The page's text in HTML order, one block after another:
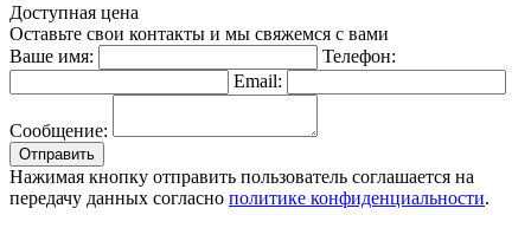
Доступная цена
Оставьте свои контакты и мы свяжемся с вами
Ваше имя:
Телефон:
Email:
Сообщение:
Отправить
Нажимая кнопку отправить пользователь соглашается на
передачу данных согласно политике конфиденциальности.